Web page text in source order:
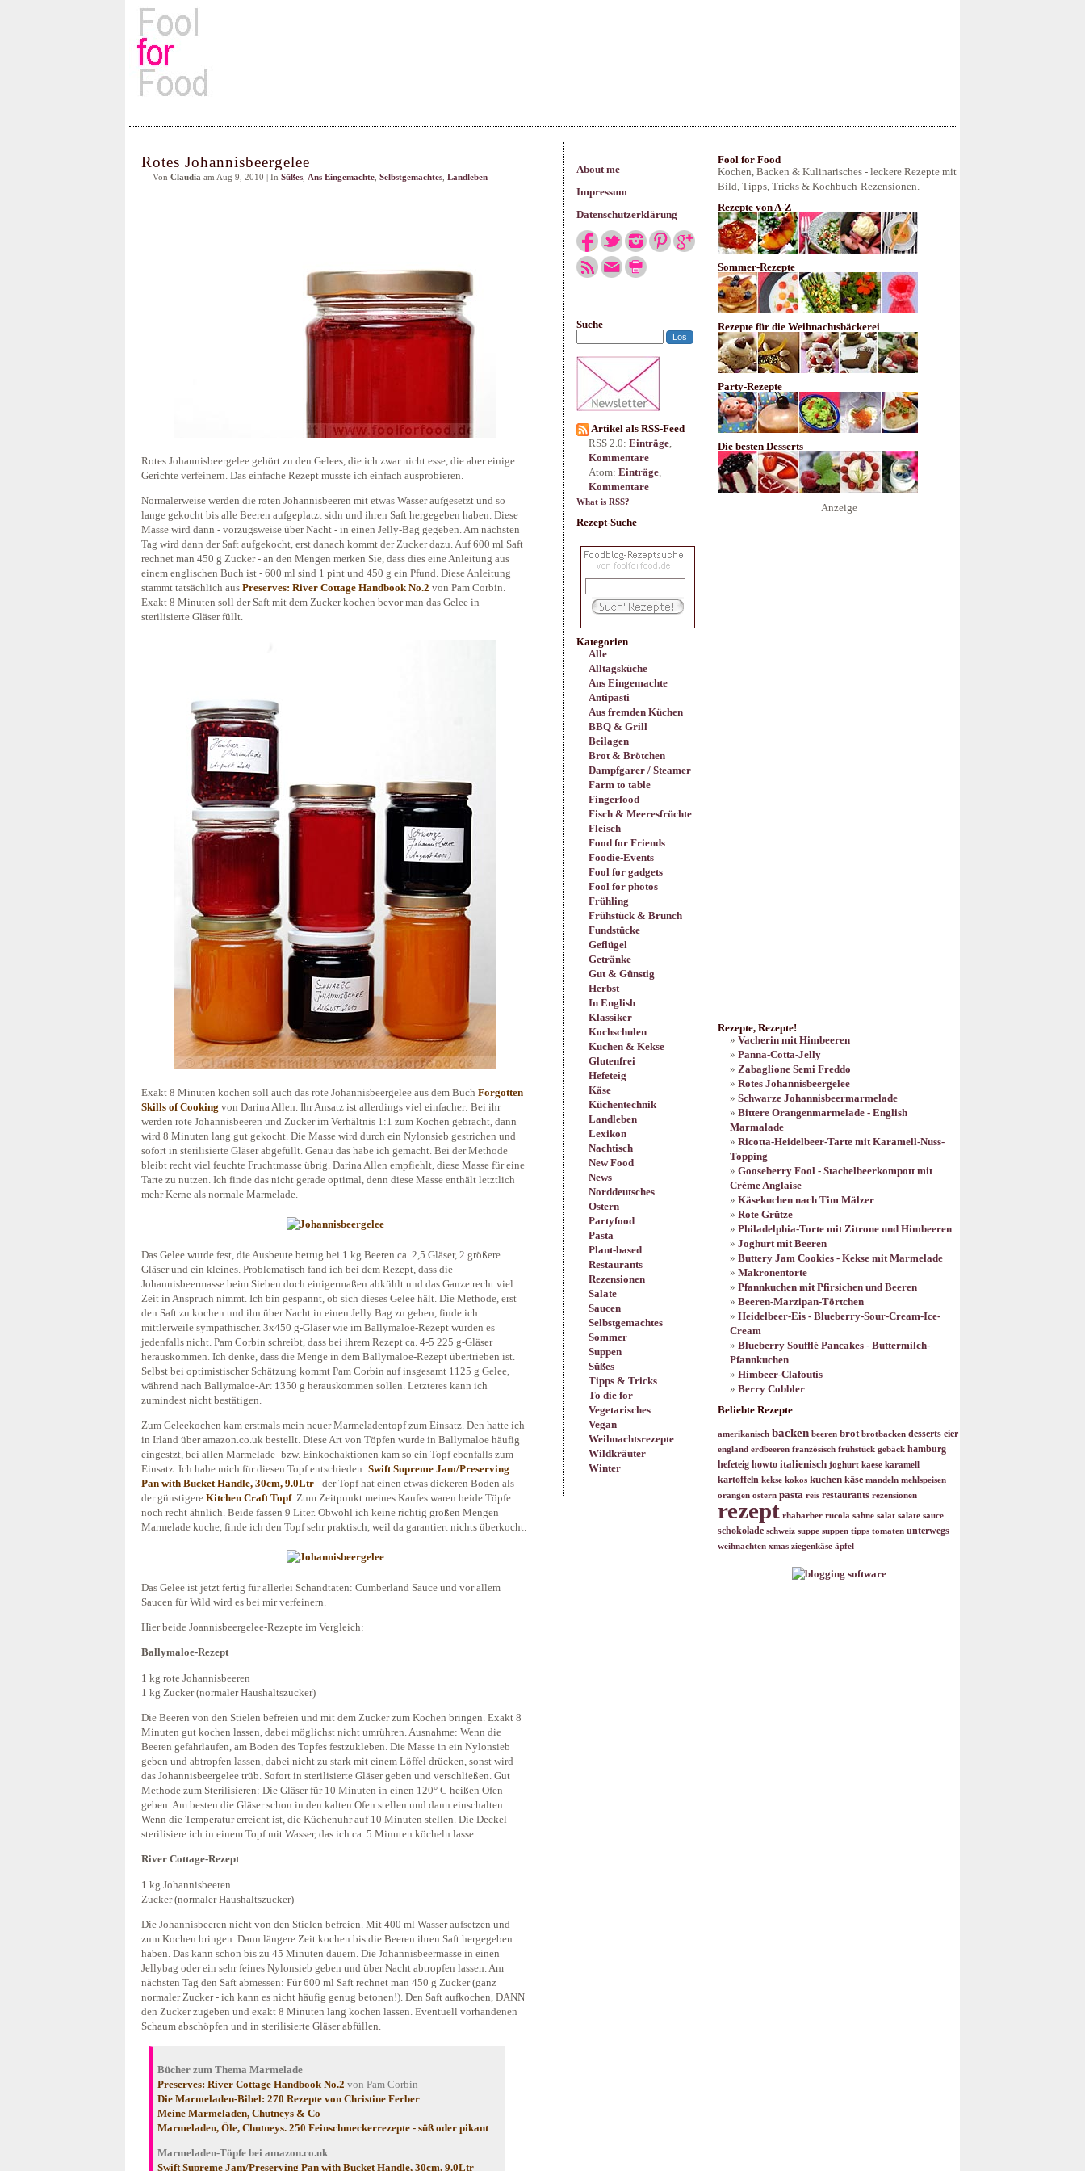
About me
Impressum
Datenschutzerklärung
Suche
Artikel als RSS-Feed
RSS 2.0: Einträge,
Kommentare
Atom: Einträge,
Kommentare
What is RSS?
Rezept-Suche
Kategorien
Alle
Alltagsküche
Ans Eingemachte
Antipasti
Aus fremden Küchen
BBQ & Grill
Beilagen
Brot & Brötchen
Dampfgarer / Steamer
Farm to table
Fingerfood
Fisch & Meeresfrüchte
Fleisch
Food for Friends
Foodie-Events
Fool for gadgets
Fool for photos
Frühling
Frühstück & Brunch
Fundstücke
Geflügel
Getränke
Gut & Günstig
Herbst
In English
Klassiker
Kochschulen
Kuchen & Kekse
Glutenfrei
Hefeteig
Käse
Küchentechnik
Landleben
Lexikon
Nachtisch
New Food
News
Norddeutsches
Ostern
Partyfood
Pasta
Plant-based
Restaurants
Rezensionen
Salate
Saucen
Selbstgemachtes
Sommer
Suppen
Süßes
Tipps & Tricks
To die for
Vegetarisches
Vegan
Weihnachtsrezepte
Wildkräuter
Winter
Rotes Johannisbeergelee
Von Claudia am Aug 9, 2010 | In Süßes Ans Eingemachte Selbstgemachtes Landleben
Rotes Johannisbeergelee gehört zu den Gelees, die ich zwar nicht esse, die aber einige
Gerichte verfeinern. Das einfache Rezept musste ich einfach ausprobieren.
Normalerweise werden die roten Johannisbeeren mit etwas Wasser aufgesetzt und so
lange gekocht bis alle Beeren aufgeplatzt sidn und ihren Saft hergegeben haben. Diese
Masse wird dann - vorzugsweise über Nacht - in einen Jelly-Bag gegeben. Am nächsten
Tag wird dann der Saft aufgekocht, erst danach kommt der Zucker dazu. Auf 600 ml Saft
rechnet man 450 g Zucker - an den Mengen merken Sie, dass dies eine Anleitung aus
einem englischen Buch ist - 600 ml sind 1 pint und 450 g ein Pfund. Diese Anleitung
stammt tatsächlich aus Preserves: River Cottage Handbook No.2 von Pam Corbin.
Exakt 8 Minuten soll der Saft mit dem Zucker kochen bevor man das Gelee in
sterilisierte Gläser füllt.
Exakt 8 Minuten kochen soll auch das rote Johannisbeergelee aus dem Buch Forgotten
Skills of Cooking von Darina Allen. Ihr Ansatz ist allerdings viel einfacher: Bei ihr
werden rote Johannisbeeren und Zucker im Verhältnis 1:1 zum Kochen gebracht, dann
wird 8 Minuten lang gut gekocht. Die Masse wird durch ein Nylonsieb gestrichen und
sofort in sterilisierte Gläser abgefüllt. Genau das habe ich gemacht. Bei der Methode
bleibt recht viel feuchte Fruchtmasse übrig. Darina Allen empfiehlt, diese Masse für eine
Tarte zu nutzen. Ich finde das nicht gerade optimal, denn diese Masse enthält letztlich
mehr Kerne als normale Marmelade.
Das Gelee wurde fest, die Ausbeute betrug bei 1 kg Beeren ca. 2,5 Gläser, 2 größere
Gläser und ein kleines. Problematisch fand ich bei dem Rezept, dass die
Johannisbeermasse beim Sieben doch einigermaßen abkühlt und das Ganze recht viel
Zeit in Anspruch nimmt. Ich bin gespannt, ob sich dieses Gelee hält. Die Methode, erst
den Saft zu kochen und ihn über Nacht in einen Jelly Bag zu geben, finde ich
mittlerweile sympathischer. 3x450 g-Gläser wie im Ballymaloe-Rezept wurden es
jedenfalls nicht. Pam Corbin schreibt, dass bei ihrem Rezept ca. 4-5 225 g-Gläser
herauskommen. Ich denke, dass die Menge in dem Ballymaloe-Rezept übertrieben ist.
Selbst bei optimistischer Schätzung kommt Pam Corbin auf insgesamt 1125 g Gelee,
während nach Ballymaloe-Art 1350 g herauskommen sollen. Letzteres kann ich
zumindest nicht bestätigen.
Zum Geleekochen kam erstmals mein neuer Marmeladentopf zum Einsatz. Den hatte ich
in Irland über amazon.co.uk bestellt. Diese Art von Töpfen wurde in Ballymaloe häufig
eingestzt, bei allen Marmelade- bzw. Einkochaktionen kam so ein Topf ebenfalls zum
Einsatz. Ich habe mich für diesen Topf entschieden: Swift Supreme Jam/Preserving
Pan with Bucket Handle, 30cm, 9.0Ltr - der Topf hat einen etwas dickeren Boden als
der günstigere Kitchen Craft Topf. Zum Zeitpunkt meines Kaufes waren beide Töpfe
noch recht ähnlich. Beide fassen 9 Liter. Obwohl ich keine richtig großen Mengen
Marmelade koche, finde ich den Topf sehr praktisch, weil da garantiert nichts überkocht.
Das Gelee ist jetzt fertig für allerlei Schandtaten: Cumberland Sauce und vor allem
Saucen für Wild wird es bei mir verfeinern.
Hier beide Joannisbeergelee-Rezepte im Vergleich:
Ballymaloe-Rezept
1 kg rote Johannisbeeren
1 kg Zucker (normaler Haushaltszucker)
Die Beeren von den Stielen befreien und mit dem Zucker zum Kochen bringen. Exakt 8
Minuten gut kochen lassen, dabei möglichst nicht umrühren. Ausnahme: Wenn die
Beeren gefahrlaufen, am Boden des Topfes festzukleben. Die Masse in ein Nylonsieb
geben und abtropfen lassen, dabei nicht zu stark mit einem Löffel drücken, sonst wird
das Johannisbeergelee trüb. Sofort in sterilisierte Gläser geben und verschließen. Gut
Methode zum Sterilisieren: Die Gläser für 10 Minuten in einen 120° C heißen Ofen
geben. Am besten die Gläser schon in den kalten Ofen stellen und dann einschalten.
Wenn die Temperatur erreicht ist, die Küchenuhr auf 10 Minuten stellen. Die Deckel
sterilisiere ich in einem Topf mit Wasser, das ich ca. 5 Minuten köcheln lasse.
River Cottage-Rezept
1 kg Johannisbeeren
Zucker (normaler Haushaltszucker)
Die Johannisbeeren nicht von den Stielen befreien. Mit 400 ml Wasser aufsetzen und
zum Kochen bringen. Dann längere Zeit kochen bis die Beeren ihren Saft hergegeben
haben. Das kann schon bis zu 45 Minuten dauern. Die Johannisbeermasse in einen
Jellybag oder ein sehr feines Nylonsieb geben und über Nacht abtropfen lassen. Am
nächsten Tag den Saft abmessen: Für 600 ml Saft rechnet man 450 g Zucker (ganz
normaler Zucker - ich kann es nicht häufig genug betonen!). Den Saft aufkochen, DANN
den Zucker zugeben und exakt 8 Minuten lang kochen lassen. Eventuell vorhandenen
Schaum abschöpfen und in sterilisierte Gläser abfüllen.
Bücher zum Thema Marmelade
Preserves: River Cottage Handbook No.2 von Pam Corbin
Die Marmeladen-Bibel: 270 Rezepte von Christine Ferber
Meine Marmeladen, Chutneys & Co
Marmeladen, Öle, Chutneys. 250 Feinschmeckerrezepte - süß oder pikant
Marmeladen-Töpfe bei amazon.co.uk
Swift Supreme Jam/Preserving Pan with Bucket Handle, 30cm, 9.0Ltr
Fool for Food
Kochen, Backen & Kulinarisches - leckere Rezepte mit
Bild, Tipps, Tricks & Kochbuch-Rezensionen.
Rezepte von A-Z
Sommer-Rezepte
Rezepte für die Weihnachtsbäckerei
Party-Rezepte
Die besten Desserts
Anzeige
Rezepte, Rezepte!
Vacherin mit Himbeeren
Panna-Cotta-Jelly
Zabaglione Semi Freddo
Rotes Johannisbeergelee
Schwarze Johannisbeermarmelade
Bittere Orangenmarmelade - English
Marmalade
Ricotta-Heidelbeer-Tarte mit Karamell-Nuss-
Topping
Gooseberry Fool - Stachelbeerkompott mit
Crème Anglaise
Käsekuchen nach Tim Mälzer
Rote Grütze
Philadelphia-Torte mit Zitrone und Himbeeren
Joghurt mit Beeren
Buttery Jam Cookies - Kekse mit Marmelade
Makronentorte
Pfannkuchen mit Pfirsichen und Beeren
Beeren-Marzipan-Törtchen
Heidelbeer-Eis - Blueberry-Sour-Cream-Ice-
Cream
Blueberry Soufflé Pancakes - Buttermilch-
Pfannkuchen
Himbeer-Clafoutis
Berry Cobbler
Beliebte Rezepte
amerikanisch backen beeren brot brotbacken desserts eier
england erdbeeren französisch frühstück gebäck hamburg
hefeteig howto italienisch joghurt kaese karamell
kartoffeln kekse kokos kuchen käse mandeln mehlspeisen
orangen ostern pasta reis restaurants rezensionen
rezept rhabarber rucola sahne salat salate sauce
schokolade schweiz suppe suppen tipps tomaten unterwegs
weihnachten xmas ziegenkäse äpfel